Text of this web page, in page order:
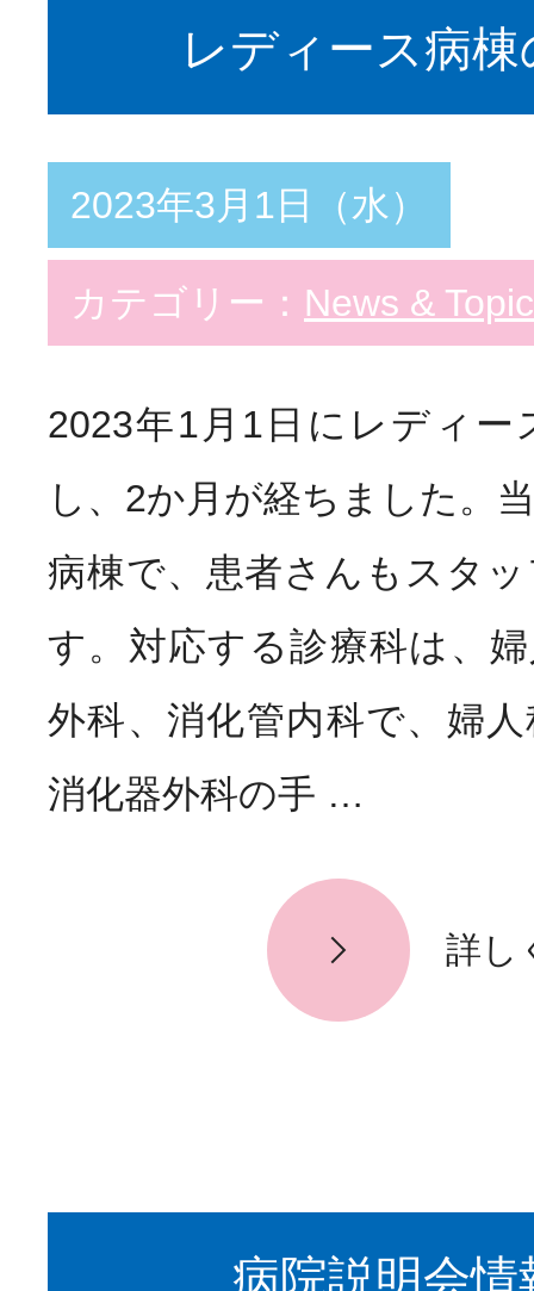
レディース病
2023年3月1日（水）
カテゴリー： News &
2023年1月1日にレディー
し、2か月が経ちました。
病棟で、患者さんもスタ
す。対応する診療科は、
外科、消化管内科で、婦
消化器外科の手 …
詳し
病院説明会情